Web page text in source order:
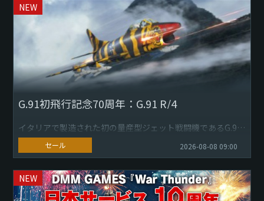
NEW
G.91初飛行記念70周年：G.91 R/4
イタリアで製造された初の量産型ジェット戦闘機であるG.91
は、1956年8月9日に初飛行を行いました。この機体は、第二
次世界大戦後のイタリア軍事航空の復活の象徴となりまし
た。イ...
セール 2026-08-08 09:00
NEW